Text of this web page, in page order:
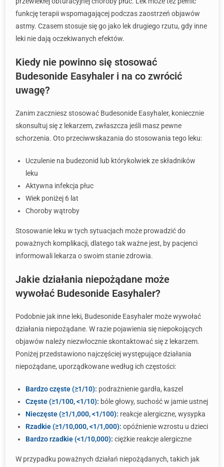
funkcję terapii wspomagającej podczas zaostrzeń objawów
astmy. Czasem stosuje się go jako lek drugiego rzutu, gdy inne
leki nie dają oczekiwanych efektów.
Kiedy nie powinno się stosować
Budesonide Easyhaler i na co zwrócić
uwagę?
Zanim zaczniesz stosować Budesonide Easyhaler, koniecznie
skonsultuj się z lekarzem, zwłaszcza jeśli masz pewne
schorzenia. Oto przeciwwskazania do stosowania tego leku:
Uczulenie na budezonid lub którykolwiek ze składników
leku
Aktywna infekcja płuc
Wiek poniżej 6 lat
Choroby wątroby
Stosowanie leku w tych sytuacjach może prowadzić do
poważnych komplikacji, dlatego tak ważne jest, by pacjenci
informowali lekarza o swoim stanie zdrowia.
Jakie działania niepożądane może
wywołać Budesonide Easyhaler?
Podobnie jak inne leki, Budesonide Easyhaler może wywołać
działania niepożądane. W razie pojawienia się niepokojących
objawów należy niezwłocznie skontaktować się z lekarzem.
Poniżej przedstawiono najczęściej występujące działania
niepożądane, uporządkowane według ich częstości:
Bardzo częste (≥1/10): podrażnienie gardła, kaszel
Częste (≥1/100, <1/10): bóle głowy, suchość w jamie ustnej
Nieczęste (≥1/1,000, <1/100): reakcje alergiczne, wysypka
Rzadkie (≥1/10,000, <1/1,000): opóźnienie wzrostu u dzieci
Bardzo rzadkie (<1/10,000): ciężkie reakcje alergiczne
W przypadku poważnych działań niepożądanych, takich jak